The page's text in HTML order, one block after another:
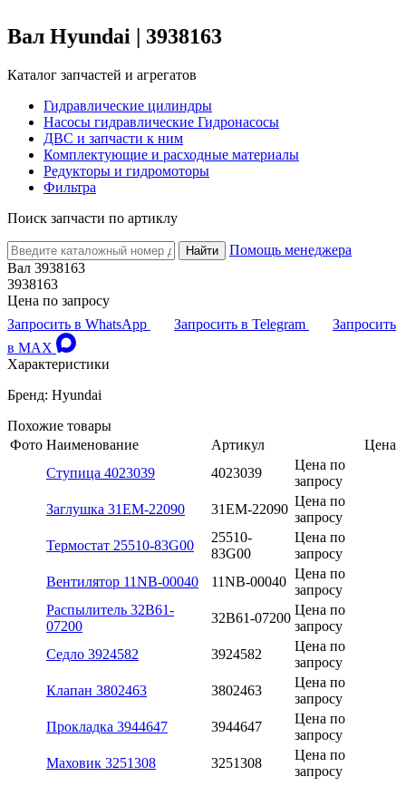
Вал Hyundai | 3938163
Каталог запчастей и агрегатов
Гидравлические цилиндры
Насосы гидравлические Гидронасосы
ДВС и запчасти к ним
Комплектующие и расходные материалы
Редукторы и гидромоторы
Фильтра
Поиск запчасти по артиклу
Найти
Помощь менеджера
Вал 3938163
3938163
Цена по запросу
Запросить в WhatsApp
Запросить в Telegram
Запросить
в MAX
Характеристики
Бренд: Hyundai
Похожие товары
Фото Наименование Артикул
Цена
Ступица 4023039
4023039
Цена по
запросу
Заглушка 31EM-22090
31EM-22090
Цена по
запросу
Термостат 25510-83G00
25510-
83G00
Цена по
запросу
Вентилятор 11NB-00040
11NB-00040
Цена по
запросу
Распылитель 32B61-
07200
32B61-07200
Цена по
запросу
Седло 3924582
3924582
Цена по
запросу
Клапан 3802463
3802463
Цена по
запросу
Прокладка 3944647
3944647
Цена по
запросу
Маховик 3251308
3251308
Цена по
запросу